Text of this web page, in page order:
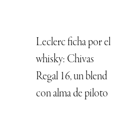
Leclerc ficha por el
whisky: Chivas
Regal 16, un blend
con alma de piloto